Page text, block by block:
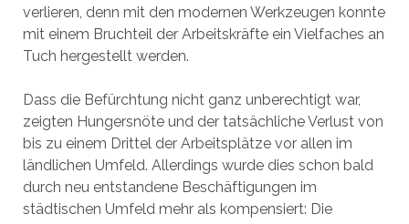
verlieren, denn mit den modernen Werkzeugen konnte
mit einem Bruchteil der Arbeitskräfte ein Vielfaches an
Tuch hergestellt werden.
Dass die Befürchtung nicht ganz unberechtigt war,
zeigten Hungersnöte und der tatsächliche Verlust von
bis zu einem Drittel der Arbeitsplätze vor allen im
ländlichen Umfeld. Allerdings wurde dies schon bald
durch neu entstandene Beschäftigungen im
städtischen Umfeld mehr als kompensiert: Die